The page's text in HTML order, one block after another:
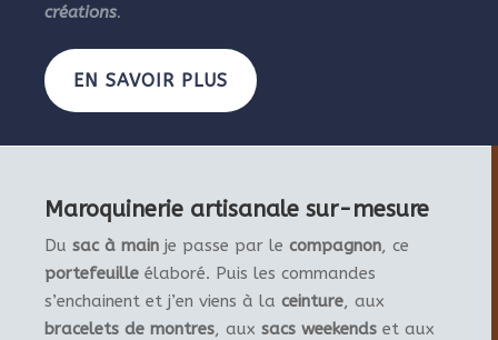
créations.
EN SAVOIR PLUS
Maroquinerie artisanale sur-mesure
Du sac à main je passe par le compagnon, ce
portefeuille élaboré. Puis les commandes
s’enchainent et j’en viens à la ceinture, aux
bracelets de montres, aux sacs weekends et aux